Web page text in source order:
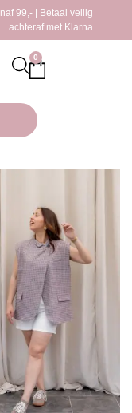
99,- | Betaal veilig
achteraf met Klarna
0